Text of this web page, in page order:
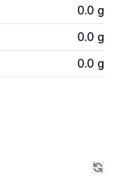
0.0 g
0.0 g
0.0 g
180ml'